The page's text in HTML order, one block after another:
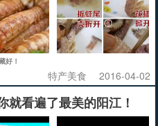
好！
特产美食 2016-04-02
就看遍了最美的阳江！